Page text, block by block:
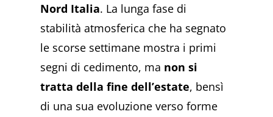
Nord Italia. La lunga fase di
stabilità atmosferica che ha segnato
le scorse settimane mostra i primi
segni di cedimento, ma non si
tratta della fine dell’estate, bensì
di una sua evoluzione verso forme